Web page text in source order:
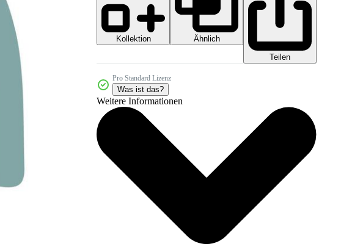
Kollektion
Ähnlich
Teilen
Pro Standard Lizenz
Was ist das?
Weitere Informationen